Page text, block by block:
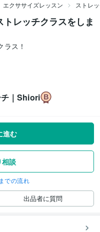
エクササイズレッスン ストレ
レッチクラスをしま
ス！
｜Shiori
進む
相談
での流れ
出品者に質問